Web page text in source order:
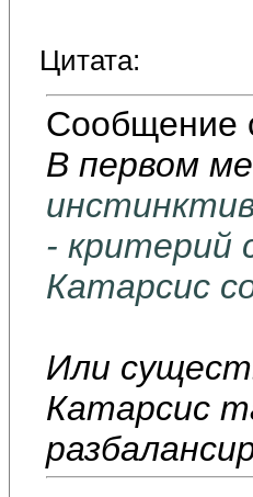
Цитата:
Сообщение
В первом
- критерий
Катарсис
Или
Катарсис